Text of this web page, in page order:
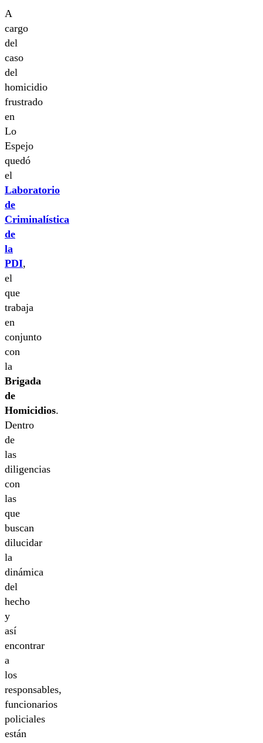
A
cargo
del
caso
del
homicidio
frustrado
en
Lo
Espejo
quedó
el
Laboratorio
de
Criminalística
de
la
PDI,
el
que
trabaja
en
conjunto
con
la
Brigada
de
Homicidios.
Dentro
de
las
diligencias
con
las
que
buscan
dilucidar
la
dinámica
del
hecho
y
así
encontrar
a
los
responsables,
funcionarios
policiales
están